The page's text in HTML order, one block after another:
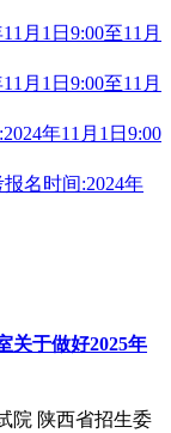
月1日9:00至11月
月1日9:00至11月
年11月1日9:00
名时间:2024年
关于做好2025年
院 陕西省招生委